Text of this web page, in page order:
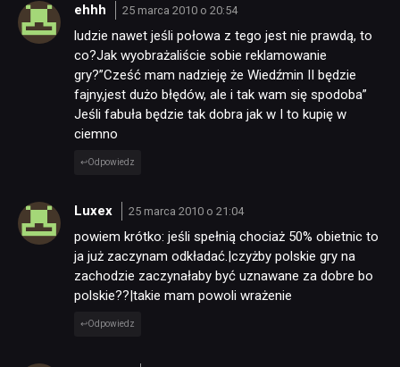
PUBLICYSTYKA
KULTURA
ehhh 25 marca 2010 o 20:54
ludzie nawet jeśli połowa z tego jest nie prawdą, to
co?Jak wyobrażaliście sobie reklamowanie
gry?”Cześć mam nadzieję że Wiedźmin II będzie
fajny,jest dużo błędów, ale i tak wam się spodoba”
Jeśli fabuła będzie tak dobra jak w I to kupię w
ciemno
Odpowiedz
Luxex 25 marca 2010 o 21:04
powiem krótko: jeśli spełnią chociaż 50% obietnic to
ja już zaczynam odkładać.|czyżby polskie gry na
zachodzie zaczynałaby być uznawane za dobre bo
polskie??|takie mam powoli wrażenie
Odpowiedz